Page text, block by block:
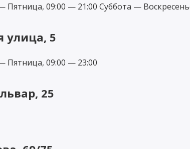
09:00 — 21:00 Суббота —
улица, 5
Пятница, 09:00 — 23:00
25